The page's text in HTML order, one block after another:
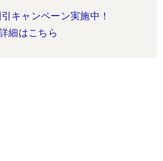
キャンペーン実施中！
細はこちら